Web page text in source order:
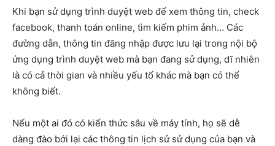
Khi bạn sử dụng trình duyệt web để xem thông tin, check
facebook, thanh toán online, tìm kiếm phim ảnh… Các
đường dẫn, thông tin đăng nhập được lưu lại trong nội bộ
ứng dụng trình duyệt web mà bạn đang sử dụng, dĩ nhiên
là có cả thời gian và nhiều yếu tố khác mà bạn có thể
không biết.
Nếu một ai đó có kiến thức sâu về máy tính, họ sẽ dễ
dàng đào bới lại các thông tin lịch sử sử dụng của bạn và